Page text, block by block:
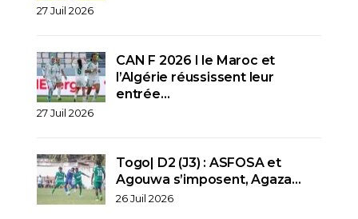
27 Juil 2026
CAN F 2026 I le Maroc et
l’Algérie réussissent leur
entrée…
27 Juil 2026
Togo| D2 (J3) : ASFOSA et
Agouwa s’imposent, Agaza…
26 Juil 2026